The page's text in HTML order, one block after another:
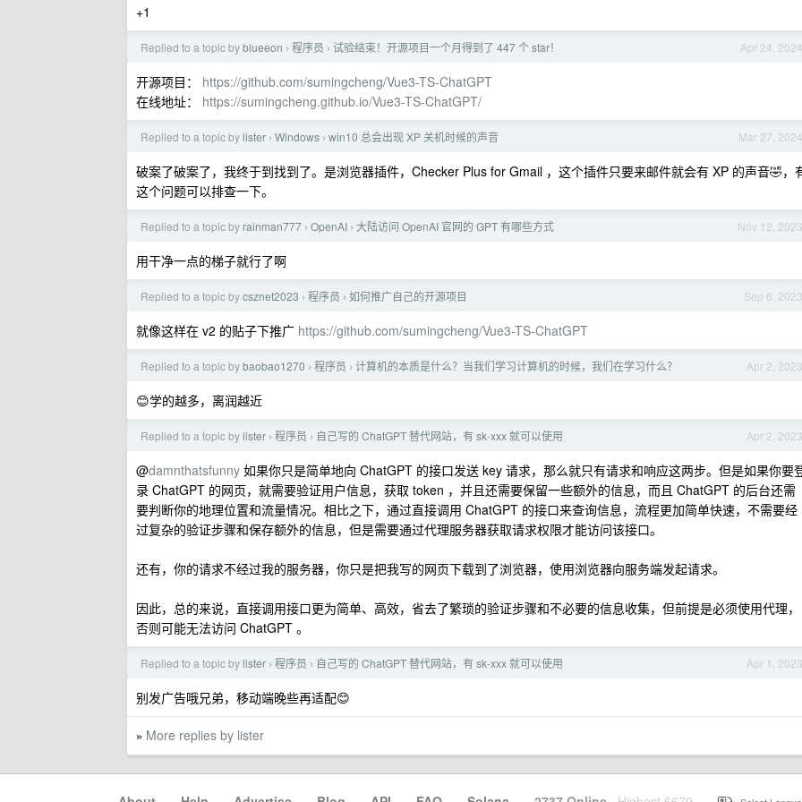
+1
Apr 24, 2024
Replied to a topic byblueeon › 程序员 › 试验结束！开源项目一个月得到了 447 个 star！
开源项目： https://github.com/sumingcheng/Vue3-TS-ChatGPT
在线地址： https://sumingcheng.github.io/Vue3-TS-ChatGPT/
Mar 27, 2024
Replied to a topic by lister › Windows › win10 总会出现 XP 关机时候的声音
破案了破案了，我终于到找到了。是浏览器插件，Checker Plus for Gmail ，这个插件只要来邮件就会有 XP 的声音🤣，
这个问题可以排查一下。
Nov 12, 2023
Replied to a topic by rainman777 › OpenAI › 大陆访问 OpenAI 官网的 GPT 有哪些方式
用干净一点的梯子就行了啊
Sep 6, 2023
Replied to a topic bycsznet2023 › 程序员 › 如何推广自己的开源项目
就像这样在 v2 的贴子下推广 https://github.com/sumingcheng/Vue3-TS-ChatGPT
Apr 2, 2023
Replied to a topic bybaobao1270 › 程序员 › 计算机的本质是什么？当我们学习计算机的时候，我们在学习什么？
😊学的越多，离润越近
Apr 2, 2023
Replied to a topic by lister › 程序员 › 自己写的 ChatGPT 替代网站，有 sk-xxx 就可以使用
@damnthatsfunny 如果你只是简单地向 ChatGPT 的接口发送 key 请求，那么就只有请求和响应这两步。但是如果你要
录 ChatGPT 的网页，就需要验证用户信息，获取 token ，并且还需要保留一些额外的信息，而且 ChatGPT 的后台还需
要判断你的地理位置和流量情况。相比之下，通过直接调用 ChatGPT 的接口来查询信息，流程更加简单快速，不需要经
过复杂的验证步骤和保存额外的信息，但是需要通过代理服务器获取请求权限才能访问该接口。
还有，你的请求不经过我的服务器，你只是把我写的网页下载到了浏览器，使用浏览器向服务端发起请求。
因此，总的来说，直接调用接口更为简单、高效，省去了繁琐的验证步骤和不必要的信息收集，但前提是必须使用代理，
否则可能无法访问 ChatGPT 。
Apr 1, 2023
Replied to a topic by lister › 程序员 › 自己写的 ChatGPT 替代网站，有 sk-xxx 就可以使用
别发广告哦兄弟，移动端晚些再适配😊
» More replies by lister